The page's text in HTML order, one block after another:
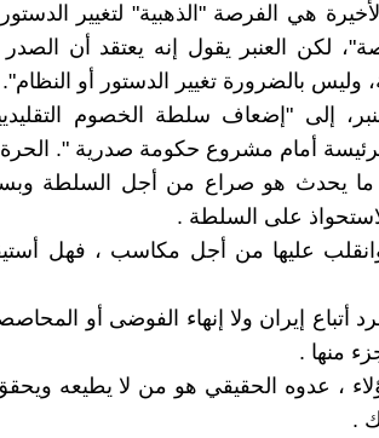
هي الفرصة "الذهبية" لتغيير
لكن العنبر يقول إنه يعتقد أن
بالضرورة تغيير الدستور أو النظام".
إلى "إضعاف سلطة الخصوم
الرئيسة أمام مشروع حكومة صدرية ".
ما يحدث هو صراع من أجل السلطة
على السلطة .
عليها من أجل مكاسب ، فهل
أتباع إيران ولا إنهاء الفوضى أو
منها .
، عدوه الحقيقي هو من لا يطيعه
.